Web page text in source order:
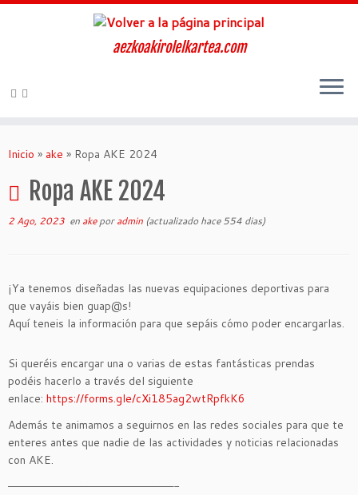
aezkoakirolelkartea.com
Inicio » ake » Ropa AKE 2024
Ropa AKE 2024
2 Ago, 2023 en akeporadmin (actualizado hace 554 dias)
¡Ya tenemos diseñadas las nuevas equipaciones deportivas para
que vayáis bien guap@s!
Aquí teneis la información para que sepáis cómo poder encargarlas.
Si queréis encargar una o varias de estas fantásticas prendas
podéis hacerlo a través del siguiente
enlace: https://forms.gle/cXi185ag2wtRpfkK6
Además te animamos a seguirnos en las redes sociales para que te
enteres antes que nadie de las actividades y noticias relacionadas
con AKE.
———————————————————————-